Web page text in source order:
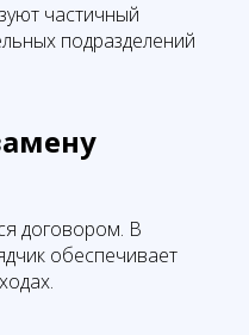
частичный
подразделений
договором. В
обеспечивает